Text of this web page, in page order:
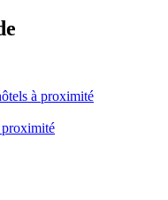
à proximité
proximité